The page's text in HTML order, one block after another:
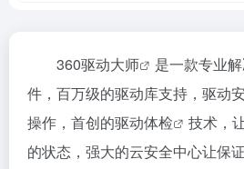
360驱动大师 是一款专业
件，百万级的驱动库支持，驱动
操作，首创的驱动体检
技术，
的状态，强大的云安全中心让保